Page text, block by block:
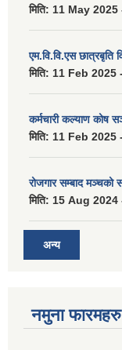
मिति: 11 May
एम.वि.वि.एस छात्रबृति
मिति: 11 Feb 2025
कर्मचारी कल्याण कोष
मिति: 11 Feb 2025
रोजगार सम्बाद मञ्चको
मिति: 15 Aug 2024
अन्य
नमुना फारमहरु